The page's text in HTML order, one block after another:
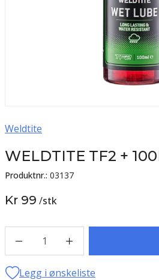
Weldtite
WELDTITE TF2 +
Produktnr.: 03137
Kr 99 /stk
1
Legg i ønskeliste